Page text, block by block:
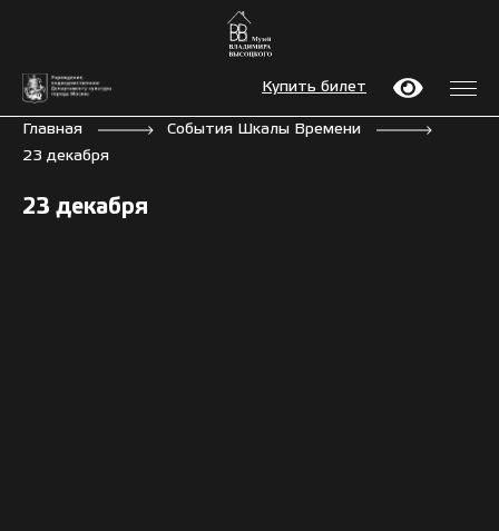
Купить билет
Главная
События Шкалы Времени
23 декабря
23 декабря